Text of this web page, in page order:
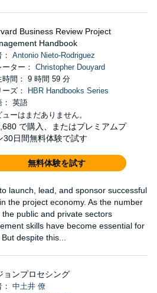
Business Review Project
Handbook
Antonio Nieto-Rodriguez
ーター： Christopher Douyard
時間： 9 時間 59 分
ーズ：
HBR Handbooks Series
： 英語
ューはまだありません。
で購入、またはプレミアムプ
30日間無料体験で試す
無料体験を試す
launch, lead, and sponsor successful
the project economy. As the number
public and private sectors
skills have become essential for
despite this...
ョンプロセシング
中土井 僚